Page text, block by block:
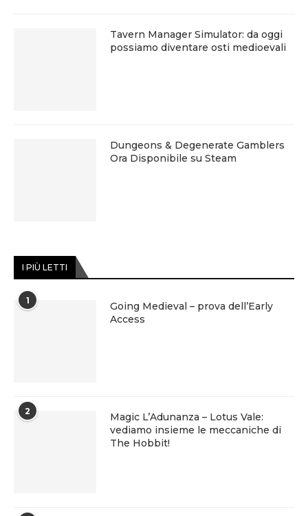
Tavern Manager Simulator: da oggi
possiamo diventare osti medioevali
Dungeons & Degenerate Gamblers
Ora Disponibile su Steam
I PIÙ LETTI
1
Going Medieval – prova dell’Early
Access
2
Magic L’Adunanza – Lotus Vale:
vediamo insieme le meccaniche di
The Hobbit!